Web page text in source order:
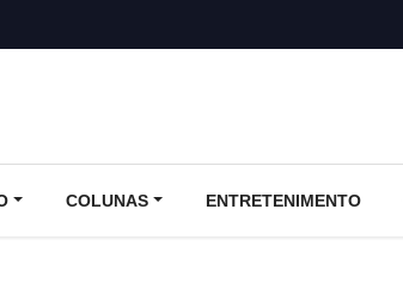
COLUNAS ENTRETENIMENTO